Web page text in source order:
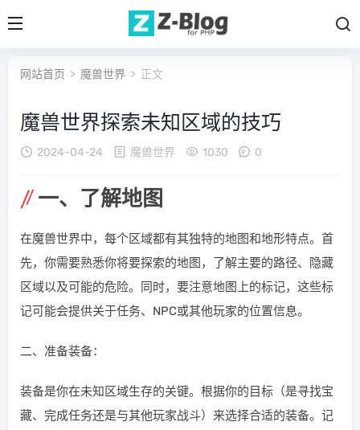
网站首页 > 魔兽世界 > 正文
魔兽世界探索未知区域的技巧
2024-04-24 魔兽世界 1030 0
一、了解地图
在魔兽世界中，每个区域都有其独特的地图和地形特点。首
先，你需要熟悉你将要探索的地图，了解主要的路径、隐藏
区域以及可能的危险。同时，要注意地图上的标记，这些标
记可能会提供关于任务、NPC或其他玩家的位置信息。
二、准备装备：
装备是你在未知区域生存的关键。根据你的目标（是寻找宝
藏、完成任务还是与其他玩家战斗）来选择合适的装备。记